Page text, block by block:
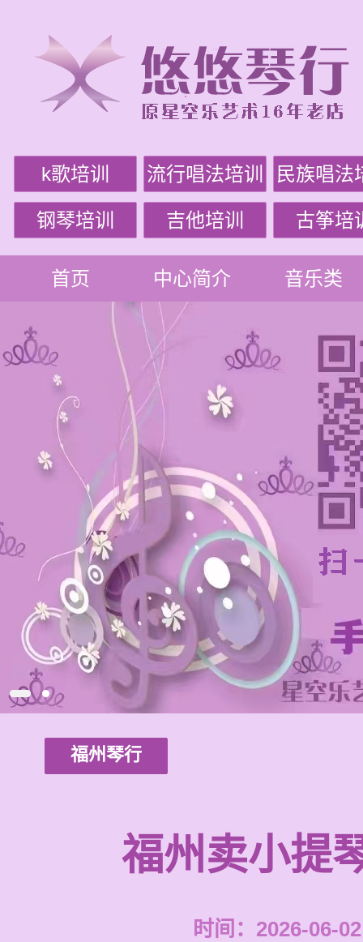
k歌培训 流行唱法培训 民族唱法
钢琴培训 吉他培训 古筝培
首页 中心简介 音乐类
福州琴行
福州卖小提
时间：2026-06-